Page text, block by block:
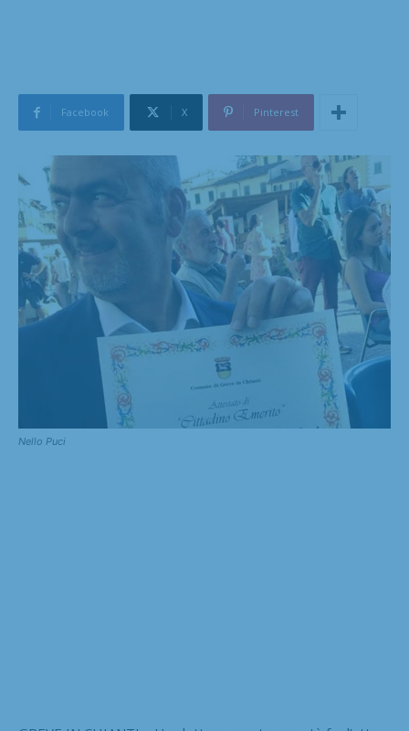
Facebook X Pinterest
Nello Puci